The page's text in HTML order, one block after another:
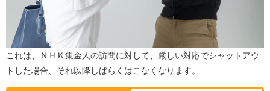
これは、ＮＨＫ集金人の訪問に対して、厳しい対応でシャットアウ
トした場合、それ以降しばらくはこなくなります。